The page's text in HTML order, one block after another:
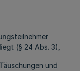
(§ 24 Abs. 3),
und